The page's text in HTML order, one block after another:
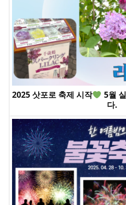
2025 삿포로 축제 시작
5월
다.